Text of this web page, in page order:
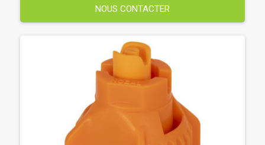
NOUS CONTACTER